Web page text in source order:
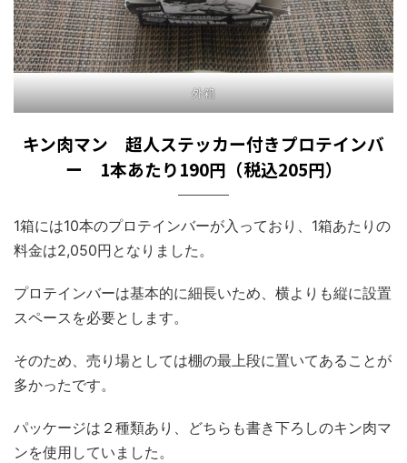
外箱
キン肉マン 超人ステッカー付きプロテインバ
ー 1本あたり190円（税込205円）
1箱には10本のプロテインバーが入っており、1箱あたりの
料金は2,050円となりました。
プロテインバーは基本的に細長いため、横よりも縦に設置
スペースを必要とします。
そのため、売り場としては棚の最上段に置いてあることが
多かったです。
パッケージは２種類あり、どちらも書き下ろしのキン肉マ
ンを使用していました。